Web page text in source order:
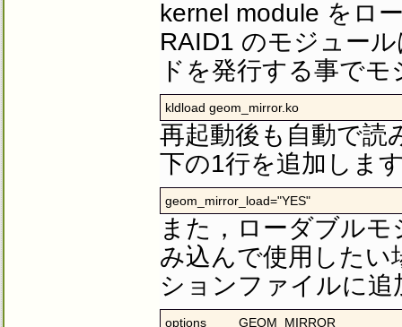
kernel module をロ
RAID1 のモジュー
ドを発行する事で
kldload geom_mirror.ko
再起動後も自動で読
下の1行を追加しま
geom_mirror_load="YES"
また，ローダブル
み込んで使用したい
ションファイルに
options         GEOM_MIRROR